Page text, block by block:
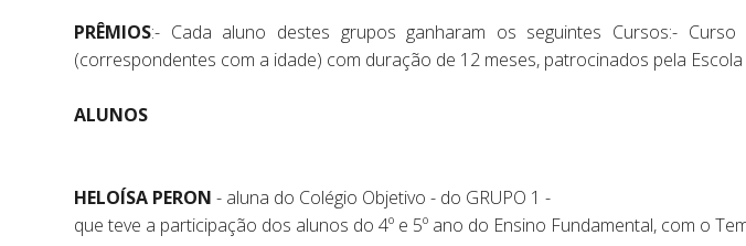
PRÊMIOS:- Cada aluno destes grupos ganharam os seguintes Cursos:-
(correspondentes com a idade) com duração de 12 meses, patrocinados pela
ALUNOS
HELOÍSA PERON - aluna do Colégio Objetivo - do GRUPO 1 -
que teve a participação dos alunos do 4º e 5º ano do Ensino Fundamental, com o